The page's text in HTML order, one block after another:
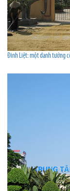
Đinh Liệt: một danh tướng